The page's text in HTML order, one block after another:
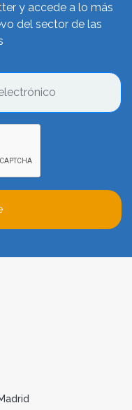
y accede a lo más
del sector de las